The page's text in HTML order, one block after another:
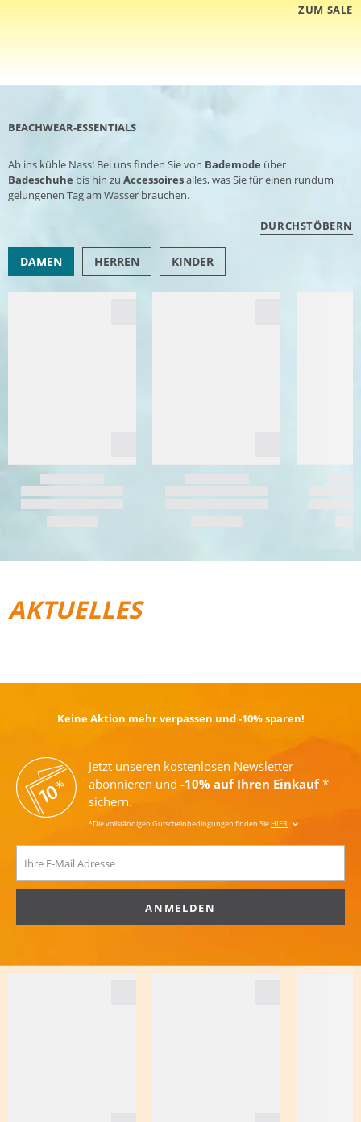
ZUM SALE
BEACHWEAR-ESSENTIALS
Ab ins kühle Nass! Bei uns finden Sie von Bademode über
Badeschuhe bis hin zu Accessoiresalles, was Sie für einen rundum
gelungenen Tag am Wasser brauchen.
DURCHSTÖBERN
DAMEN HERREN KINDER
AKTUELLES
Keine Aktion mehr verpassen und -10% sparen!
Jetzt unseren kostenlosen Newsletter
abonnieren und -10% auf Ihren Einkauf*
sichern.
*Die vollständigen Gutscheinbedingungen finden SieHIER
ANMELDEN